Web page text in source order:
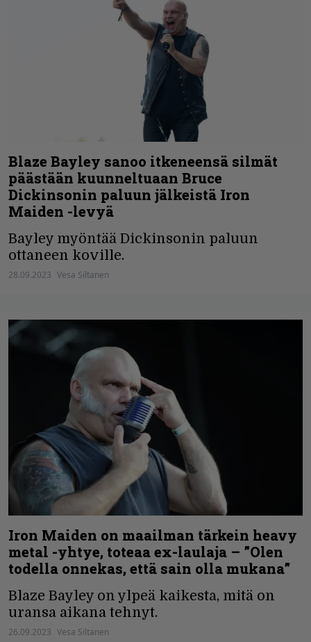
Blaze Bayley sanoo itkeneensä silmät
päästään kuunneltuaan Bruce
Dickinsonin paluun jälkeistä Iron
Maiden -levyä
Bayley myöntää Dickinsonin paluun
ottaneen koville.
28.09.2023 Vesa Siltanen
Iron Maiden on maailman tärkein heavy
metal -yhtye, toteaa ex-laulaja – ”Olen
todella onnekas, että sain olla mukana”
Blaze Bayley on ylpeä kaikesta, mitä on
uransa aikana tehnyt.
26.09.2023 Vesa Siltanen